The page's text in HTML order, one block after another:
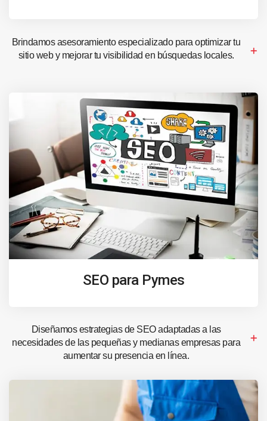
Brindamos asesoramiento especializado para optimizar tu
sitio web y mejorar tu visibilidad en búsquedas locales.
SEO para Pymes
Diseñamos estrategias de SEO adaptadas a las
necesidades de las pequeñas y medianas empresas para
aumentar su presencia en línea.